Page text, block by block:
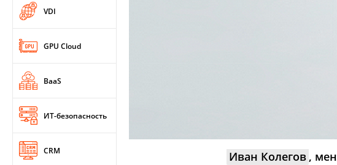
VDI
GPU Cloud
BaaS
ИТ-безопасность
CRM Иван Колегов ,